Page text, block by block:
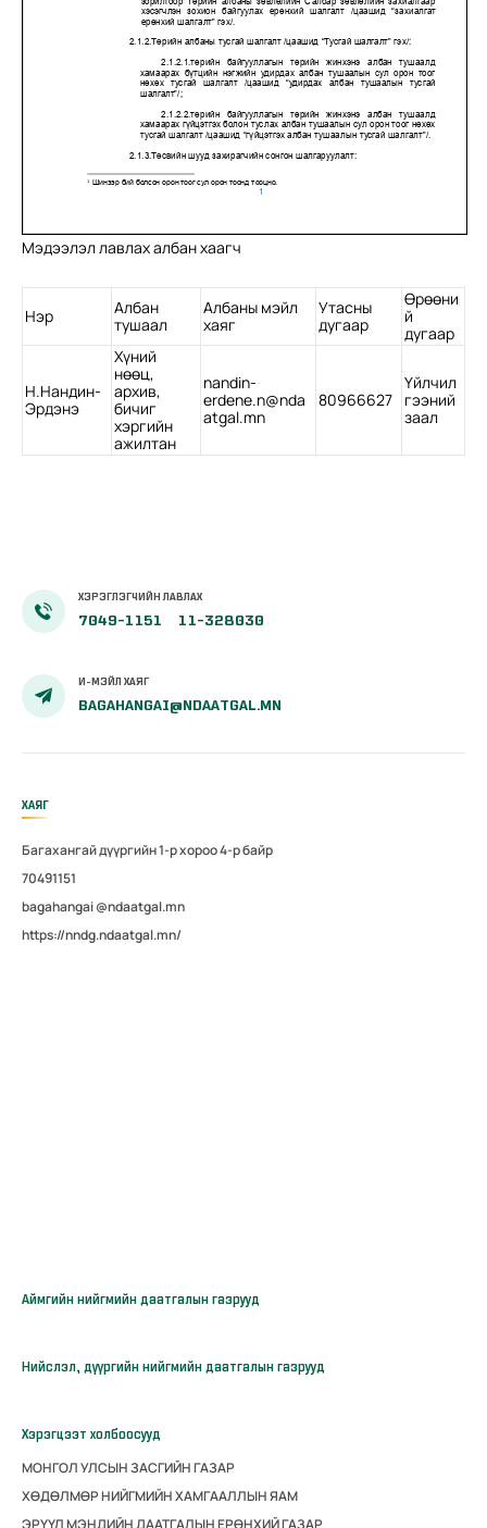
Мэдээлэл лавлах албан хаагч
Нэр
Албан
тушаал
Албаны мэйл
хаяг
Утасны
дугаар
Өрөөни
й
дугаар
Н.Нандин-
Эрдэнэ
Хүний
нөөц,
архив,
бичиг
хэргийн
ажилтан
nandin-
erdene.n@nda
atgal.mn
80966627
Үйлчил
гээний
заал
ХЭРЭГЛЭГЧИЙН ЛАВЛАХ
7049-1151 11-328030
И-МЭЙЛ ХАЯГ
BAGAHANGAI@NDAATGAL.MN
ХАЯГ
Багахангай дүүргийн 1-р хороо 4-р байр
70491151
bagahangai @ndaatgal.mn
https://nndg.ndaatgal.mn/
Аймгийн нийгмийн даатгалын газрууд
Нийслэл, дүүргийн нийгмийн даатгалын газрууд
Хэрэгцээт холбоосууд
МОНГОЛ УЛСЫН ЗАСГИЙН ГАЗАР
ХӨДӨЛМӨР НИЙГМИЙН ХАМГААЛЛЫН ЯАМ
ЭРҮҮЛ МЭНДИЙН ДААТГАЛЫН ЕРӨНХИЙ ГАЗАР